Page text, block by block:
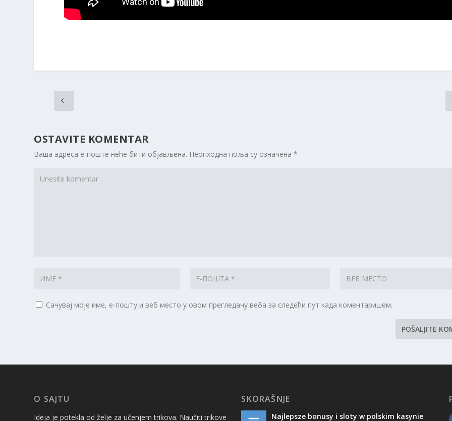
OSTAVITE KOMENTAR
Ваша адреса е-поште неће бити објављена. Неопходна поља су означена*
Сачувај моје име, е-пошту и веб место у овом прегледачу веба за следећи пут када коментаришем.
O SAJTU
Ideja je potekla od želje za učenjem trikova. Naučiti trikove
SKORAŠNJE
Najlepsze bonusy i sloty w polskim kasynie